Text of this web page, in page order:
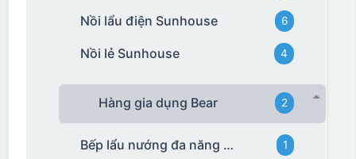
Nồi lẩu điện Sunhouse 6
Nồi lẻ Sunhouse 4
Hàng gia dụng Bear 2
Bếp lẩu nướng đa năng Bear 1